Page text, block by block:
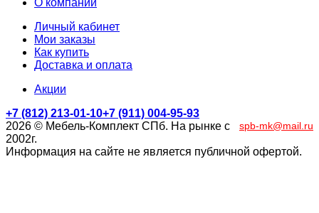
О компании
Личный кабинет
Мои заказы
Как купить
Доставка и оплата
Акции
+7 (812) 213-01-10+7 (911) 004-95-93
spb-mk@mail.ru
2026 © Мебель-Комплект СПб. На рынке с
2002г.
Информация на сайте не является публичной офертой.